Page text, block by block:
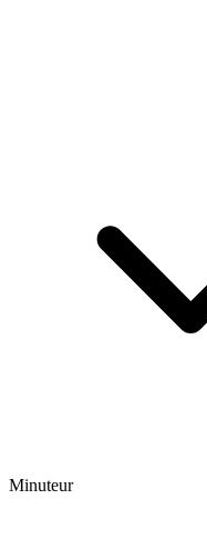
Minuteur